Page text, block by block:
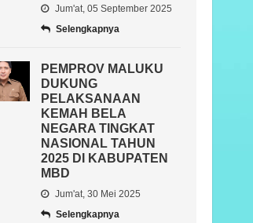
Jum'at, 05 September 2025
Selengkapnya
PEMPROV MALUKU
DUKUNG
PELAKSANAAN
KEMAH BELA
NEGARA TINGKAT
NASIONAL TAHUN
2025 DI KABUPATEN
MBD
Jum'at, 30 Mei 2025
Selengkapnya